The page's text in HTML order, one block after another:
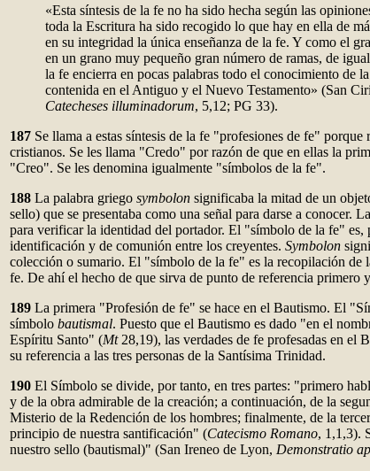
«Esta síntesis de la fe no ha sido hecha según las
toda la Escritura ha sido recogido lo que hay en ella de
en su integridad la única enseñanza de la fe. Y como el
en un grano muy pequeño gran número de ramas, de
la fe encierra en pocas palabras todo el conocimiento de
contenida en el Antiguo y el Nuevo Testamento» (San
Catecheses illuminadorum, 5,12; PG 33).
187 Se llama a estas síntesis de la fe "profesiones de fe" porque
cristianos. Se les llama "Credo" por razón de que en ellas la
"Creo". Se les denomina igualmente "símbolos de la fe".
188 La palabra griego symbolon significaba la mitad de un
sello) que se presentaba como una señal para darse a conocer.
para verificar la identidad del portador. El "símbolo de la fe" es,
identificación y de comunión entre los creyentes. Symbolon
colección o sumario. El "símbolo de la fe" es la recopilación de
fe. De ahí el hecho de que sirva de punto de referencia primero
189 La primera "Profesión de fe" se hace en el Bautismo. El
símbolo bautismal. Puesto que el Bautismo es dado "en el
Espíritu Santo" (Mt28,19), las verdades de fe profesadas en el
su referencia a las tres personas de la Santísima Trinidad.
190 El Símbolo se divide, por tanto, en tres partes: "primero
y de la obra admirable de la creación; a continuación, de la
Misterio de la Redención de los hombres; finalmente, de la
principio de nuestra santificación" (Catecismo Romano, 1,1,3).
nuestro sello (bautismal)" (San Ireneo de Lyon, Demonstratio